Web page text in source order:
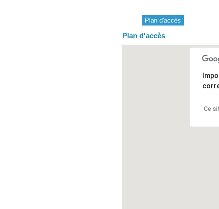
Plan d'accès
Plan d'accès
Ce